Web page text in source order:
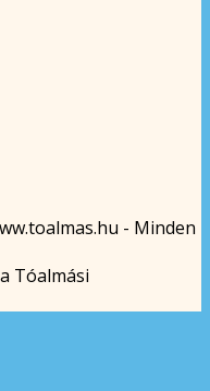
- Minden
Tóalmási